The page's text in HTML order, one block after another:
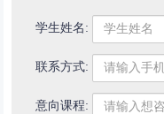
学生姓名:
联系方式:
意向课程: